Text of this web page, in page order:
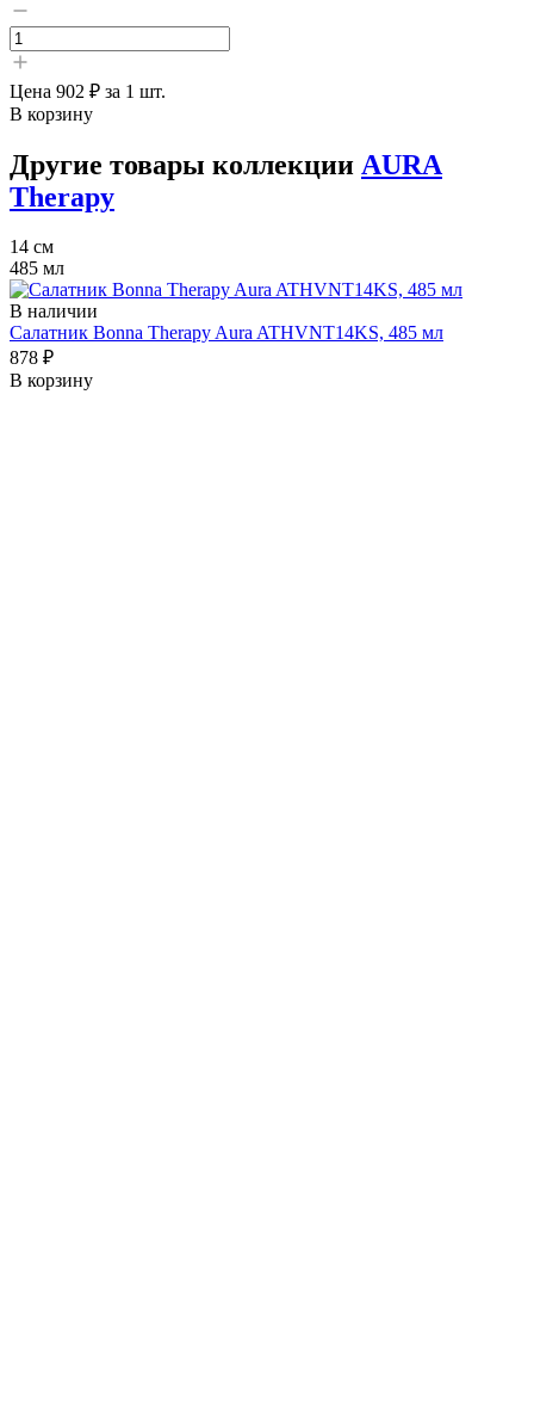
Цена 902 ₽ за 1 шт.
В корзину
Другие товары коллекции AURA
Therapy
14 см
485 мл
В наличии
Салатник Bonna Therapy Aura ATHVNT14KS, 485 мл
878 ₽
В корзину